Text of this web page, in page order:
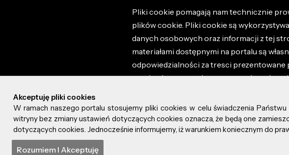
Pliki cookie pomagają nam technicznie
plików cookie. Pliki cookie są
danych osobowych oraz informacji z tej
materiałami dostępnymi na portalu są
odpowiedzialności za tresci prezentowane
regulaminem portalu oraz ponosisz
© 2026 altao.pl. Wszystkie prawa
0.047
Akceptuję pliki cookies
W ramach naszego portalu stosujemy pliki cookies w celu świadczenia
witryny bez zmiany ustawień dotyczących cookies oznacza, że będą one
dotyczących cookies. Jednocześnie informujemy, iż warunkiem koniecznym do
Rozumiem I Akceptuję